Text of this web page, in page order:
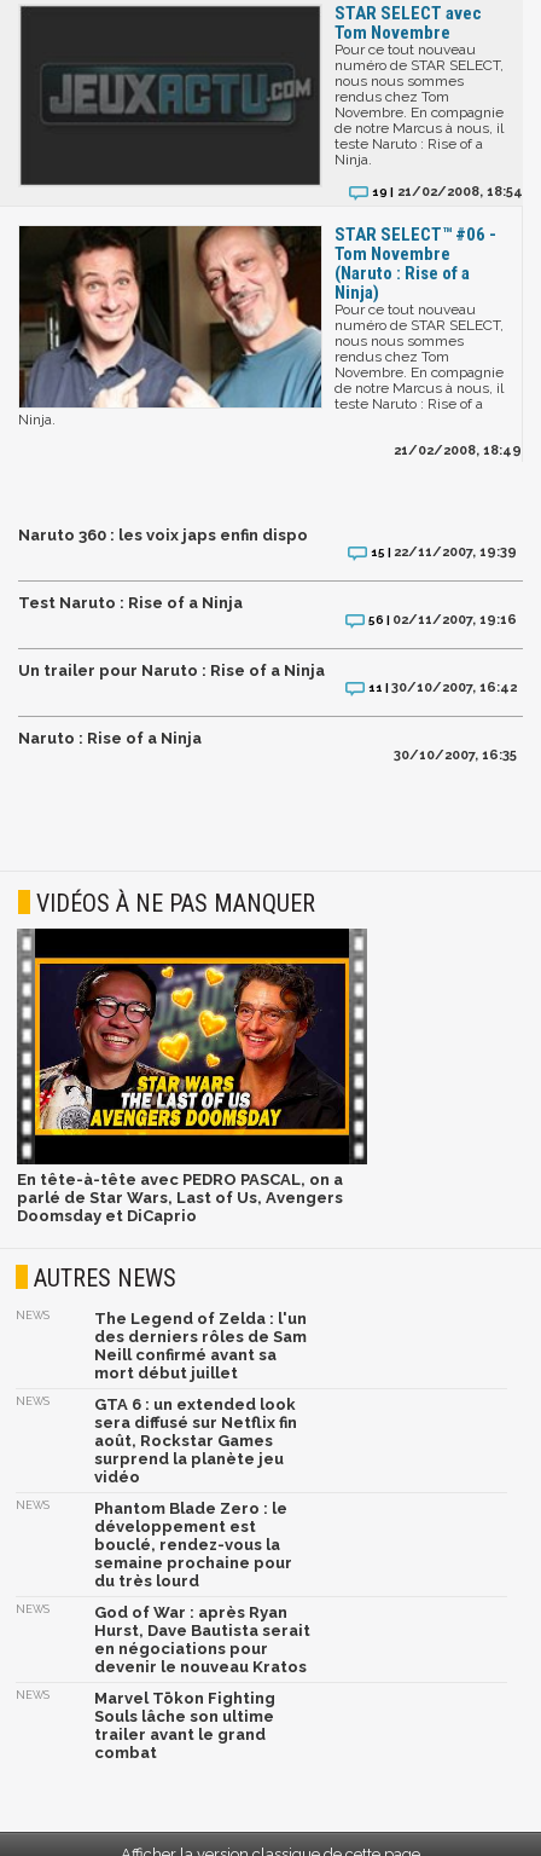
STAR SELECT avec
Tom Novembre
Pour ce tout nouveau
numéro de STAR SELECT,
nous nous sommes
rendus chez Tom
Novembre. En compagnie
de notre Marcus à nous, il
teste Naruto : Rise of a
Ninja.
19 | 21/02/2008, 18:54
STAR SELECT™ #06 -
Tom Novembre
(Naruto : Rise of a
Ninja)
Pour ce tout nouveau
numéro de STAR SELECT,
nous nous sommes
rendus chez Tom
Novembre. En compagnie
de notre Marcus à nous, il
teste Naruto : Rise of a
Ninja.
21/02/2008, 18:49
Naruto 360 : les voix japs enfin dispo
15 | 22/11/2007, 19:39
Test Naruto : Rise of a Ninja
56 | 02/11/2007, 19:16
Un trailer pour Naruto : Rise of a Ninja
11 |30/10/2007, 16:42
Naruto : Rise of a Ninja
30/10/2007, 16:35
VIDÉOS À NE PAS MANQUER
En tête-à-tête avec PEDRO PASCAL, on a
parlé de Star Wars, Last of Us, Avengers
Doomsday et DiCaprio
AUTRES NEWS
NEWS
The Legend of Zelda : l'un
des derniers rôles de Sam
Neill confirmé avant sa
mort début juillet
NEWS
GTA 6 : un extended look
sera diffusé sur Netflix fin
août, Rockstar Games
surprend la planète jeu
vidéo
NEWS
Phantom Blade Zero : le
développement est
bouclé, rendez-vous la
semaine prochaine pour
du très lourd
NEWS
God of War : après Ryan
Hurst, Dave Bautista serait
en négociations pour
devenir le nouveau Kratos
NEWS
Marvel Tōkon Fighting
Souls lâche son ultime
trailer avant le grand
combat